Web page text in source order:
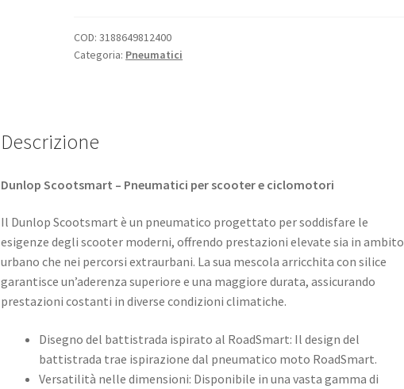
COD:3188649812400
Categoria: Pneumatici
Descrizione
Dunlop Scootsmart – Pneumatici per scooter e ciclomotori
Il Dunlop Scootsmart è un pneumatico progettato per soddisfare le
esigenze degli scooter moderni, offrendo prestazioni elevate sia in ambito
urbano che nei percorsi extraurbani. La sua mescola arricchita con silice
garantisce un’aderenza superiore e una maggiore durata, assicurando
prestazioni costanti in diverse condizioni climatiche. ​
Disegno del battistrada ispirato al RoadSmart: Il design del
battistrada trae ispirazione dal pneumatico moto RoadSmart.
Versatilità nelle dimensioni: Disponibile in una vasta gamma di